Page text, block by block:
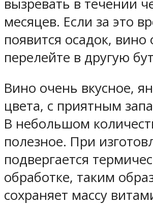
вызревать в течении
месяцев. Если за это
появится осадок, вино
перелейте в другую
Вино очень вкусное,
цвета, с приятным
В небольшом
полезное. При
подвергается
обработке, таким
сохраняет массу